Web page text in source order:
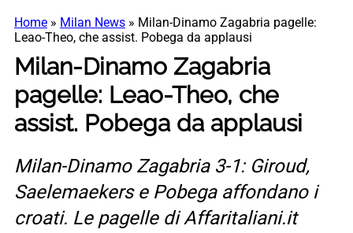
Home » Milan News » Milan-Dinamo Zagabria pagelle:
Leao-Theo, che assist. Pobega da applausi
Milan-Dinamo Zagabria
pagelle: Leao-Theo, che
assist. Pobega da applausi
Milan-Dinamo Zagabria 3-1: Giroud,
Saelemaekers e Pobega affondano i
croati. Le pagelle di Affaritaliani.it